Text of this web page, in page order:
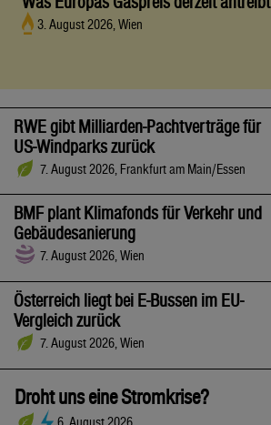
3. August 2026, Wien
RWE gibt Milliarden-Pachtverträge für
US-Windparks zurück
7. August 2026, Frankfurt am Main/Essen
BMF plant Klimafonds für Verkehr und
Gebäudesanierung
7. August 2026, Wien
Österreich liegt bei E-Bussen im EU-
Vergleich zurück
7. August 2026, Wien
Droht uns eine Stromkrise?